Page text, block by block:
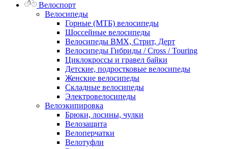
Велоспорт
Велосипеды
Горные (МТБ) велосипеды
Шоссейные велосипеды
Велосипеды BMX, Стрит, Дерт
Велосипеды Гибриды / Cross / Touring
Циклокроссы и гравел байки
Детские, подростковые велосипеды
Женские велосипеды
Складные велосипеды
Электровелосипеды
Велоэкипировка
Брюки, лосины, чулки
Велозащита
Велоперчатки
Велотуфли